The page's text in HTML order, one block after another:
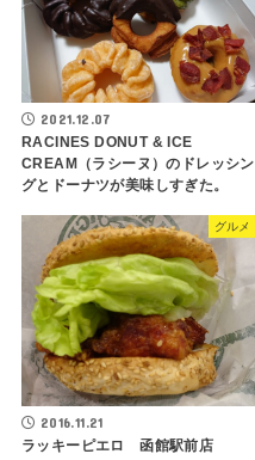
2021.12.07
RACINES DONUT & ICE
CREAM（ラシーヌ）のドレッシン
グとドーナツが美味しすぎた。
グルメ
2016.11.21
ラッキーピエロ 函館駅前店